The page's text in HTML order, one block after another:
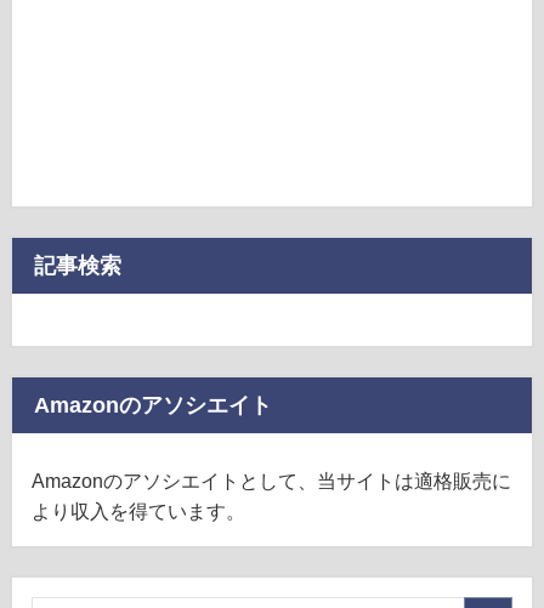
記事検索
Amazonのアソシエイト
Amazonのアソシエイトとして、当サイトは適格販売に
より収入を得ています。